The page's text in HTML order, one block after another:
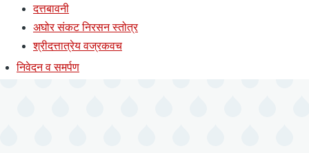
दत्तबावनी
अघोर संकट निरसन स्तोत्र
श्रीदत्तात्रेय वज्रकवच
निवेदन व समर्पण